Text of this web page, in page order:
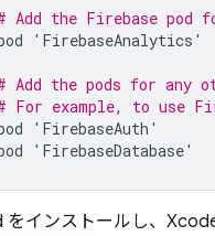
Add the Firebase pod
' FirebaseAnalytics '
Add the pods for any
For example, to use
' FirebaseAuth '
' FirebaseDatabase'
をインストールし、